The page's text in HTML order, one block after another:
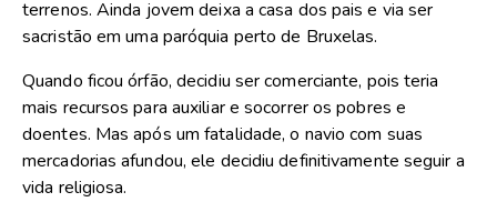
terrenos. Ainda jovem deixa a casa dos pais e via ser
sacristão em uma paróquia perto de Bruxelas.
Quando ficou órfão, decidiu ser comerciante, pois teria
mais recursos para auxiliar e socorrer os pobres e
doentes. Mas após um fatalidade, o navio com suas
mercadorias afundou, ele decidiu definitivamente seguir a
vida religiosa.